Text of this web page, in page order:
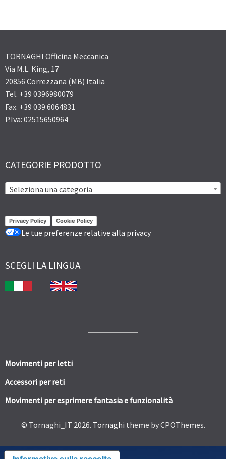
TORNAGHI Officina Meccanica
Via M.L. King, 17
20856 Correzzana (MB) Italia
Tel. +39 0396980079
Fax. +39 039 6064831
P.Iva: 02515650964
CATEGORIE PRODOTTO
Seleziona una categoria
Privacy Policy Cookie Policy
Le tue preferenze relative alla privacy
SCEGLI LA LINGUA
Movimenti per letti
Accessori per reti
Movimenti per esprimere fantasia e funzionalità
© Tornaghi_IT 2026. Tornaghi theme by CPOThemes.